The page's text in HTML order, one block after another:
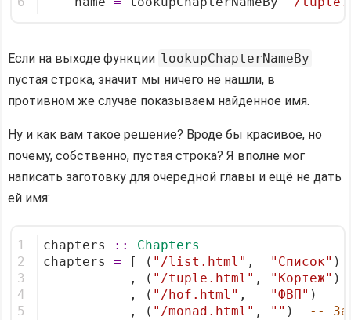
Если на выходе функции lookupChapterNameBy
пустая строка, значит мы ничего не нашли, в
противном же случае показываем найденное имя.
Ну и как вам такое решение? Вроде бы красивое, но
почему, собственно, пустая строка? Я вполне мог
написать заготовку для очередной главы и ещё не дать
ей имя:
1
2
3
4
5
chapters ::
Chapters
chapters = [ ( "/list.html" , "Список" )
           , (
"/tuple.html" , "Кортеж" )
           , (
"/hof.html" , "ФВП" )
           , (
"/monad.html" , "" )
--